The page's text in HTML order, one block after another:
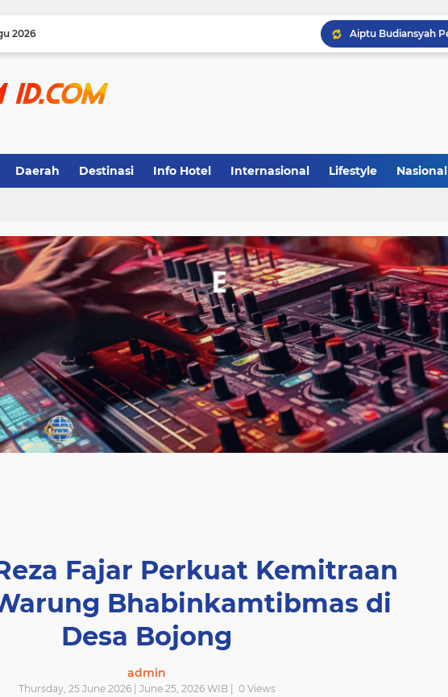
2026
Daerah Destinasi Info Hotel Internasional Lifestyle Nasional
Fajar Perkuat Kemitraan
Bhabinkamtibmas di
Desa Bojong
admin
Thursday, 25 June 2026 | June 25, 2026 WIB | 0Views